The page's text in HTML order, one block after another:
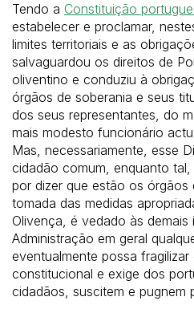
Tendo a Constituição
estabelecer e proclamar,
limites territoriais e as
salvaguardou os direitos de
oliventino e conduziu à
órgãos de soberania e seus
dos seus representantes, do
mais modesto funcionário
Mas, necessariamente, esse
cidadão comum, enquanto
por dizer que estão os órgãos
tomada das medidas
Olivença, é vedado às
Administração em geral
eventualmente possa fragilizar
constitucional e exige dos
cidadãos, suscitem e pugnem